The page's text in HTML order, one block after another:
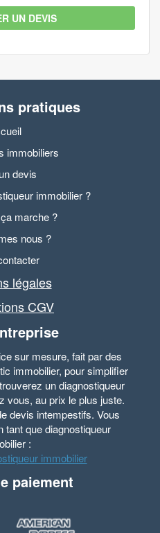
UN DEVIS
pratiques
immobiliers
devis
immobilier ?
marche ?
nous ?
légales
CGV
sur mesure, fait par des
immobilier, pour simplifier
un diagnostiqueur
vous, au prix le plus juste.
devis intempestifs. Vous
que diagnostiqueur
:
immobilier
paiement